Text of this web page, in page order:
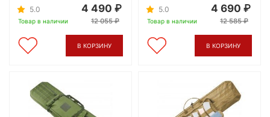
5.0
Товар в наличии
4 490
12 055
В КОРЗИНУ
5.0
Товар в наличии
4 690
12 585
В КОРЗИНУ